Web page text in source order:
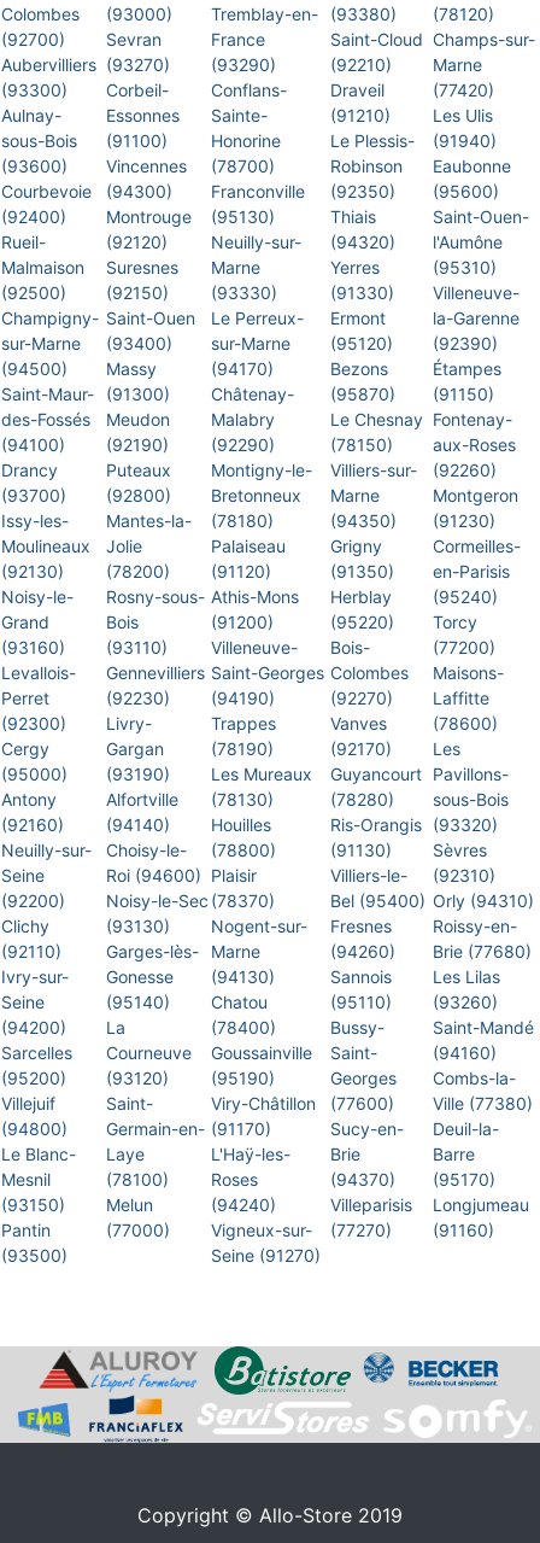
Colombes
(92700)
Aubervilliers
(93300)
Aulnay-
sous-Bois
(93600)
Courbevoie
(92400)
Rueil-
Malmaison
(92500)
Champigny-
sur-Marne
(94500)
Saint-Maur-
des-Fossés
(94100)
Drancy
(93700)
Issy-les-
Moulineaux
(92130)
Noisy-le-
Grand
(93160)
Levallois-
Perret
(92300)
Cergy
(95000)
Antony
(92160)
Neuilly-sur-
Seine
(92200)
Clichy
(92110)
Ivry-sur-
Seine
(94200)
Sarcelles
(95200)
Villejuif
(94800)
Le Blanc-
Mesnil
(93150)
Pantin
(93500)
(93000)
Sevran
(93270)
Corbeil-
Essonnes
(91100)
Vincennes
(94300)
Montrouge
(92120)
Suresnes
(92150)
Saint-Ouen
(93400)
Massy
(91300)
Meudon
(92190)
Puteaux
(92800)
Mantes-la-
Jolie
(78200)
Rosny-sous-
Bois
(93110)
Gennevilliers
(92230)
Livry-
Gargan
(93190)
Alfortville
(94140)
Choisy-le-
Roi (94600)
Noisy-le-Sec
(93130)
Garges-lès-
Gonesse
(95140)
La
Courneuve
(93120)
Saint-
Germain-en-
Laye
(78100)
Melun
(77000)
Tremblay-en-
France
(93290)
Conflans-
Sainte-
Honorine
(78700)
Franconville
(95130)
Neuilly-sur-
Marne
(93330)
Le Perreux-
sur-Marne
(94170)
Châtenay-
Malabry
(92290)
Montigny-le-
Bretonneux
(78180)
Palaiseau
(91120)
Athis-Mons
(91200)
Villeneuve-
Saint-Georges
(94190)
Trappes
(78190)
Les Mureaux
(78130)
Houilles
(78800)
Plaisir
(78370)
Nogent-sur-
Marne
(94130)
Chatou
(78400)
Goussainville
(95190)
Viry-Châtillon
(91170)
L'Haÿ-les-
Roses
(94240)
Vigneux-sur-
Seine (91270)
(93380)
Saint-Cloud
(92210)
Draveil
(91210)
Le Plessis-
Robinson
(92350)
Thiais
(94320)
Yerres
(91330)
Ermont
(95120)
Bezons
(95870)
Le Chesnay
(78150)
Villiers-sur-
Marne
(94350)
Grigny
(91350)
Herblay
(95220)
Bois-
Colombes
(92270)
Vanves
(92170)
Guyancourt
(78280)
Ris-Orangis
(91130)
Villiers-le-
Bel (95400)
Fresnes
(94260)
Sannois
(95110)
Bussy-
Saint-
Georges
(77600)
Sucy-en-
Brie
(94370)
Villeparisis
(77270)
(78120)
Champs-sur-
Marne
(77420)
Les Ulis
(91940)
Eaubonne
(95600)
Saint-Ouen-
l'Aumône
(95310)
Villeneuve-
la-Garenne
(92390)
Étampes
(91150)
Fontenay-
aux-Roses
(92260)
Montgeron
(91230)
Cormeilles-
en-Parisis
(95240)
Torcy
(77200)
Maisons-
Laffitte
(78600)
Les
Pavillons-
sous-Bois
(93320)
Sèvres
(92310)
Orly (94310)
Roissy-en-
Brie (77680)
Les Lilas
(93260)
Saint-Mandé
(94160)
Combs-la-
Ville (77380)
Deuil-la-
Barre
(95170)
Longjumeau
(91160)
Copyright © Allo-Store 2019